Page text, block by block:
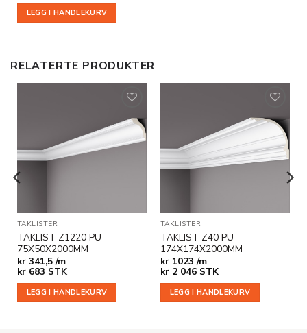
LEGG I HANDLEKURV
RELATERTE PRODUKTER
Legg til
i
ønskeliste
TAKLISTER
TAKLIST Z1220 PU
75X50X2000MM
kr341,5 /m
kr683 STK
LEGG I HANDLEKURV
Legg til
i
ønskeliste
TAKLISTER
TAKLIST Z40 PU
174X174X2000MM
kr1023 /m
kr2 046 STK
LEGG I HANDLEKURV